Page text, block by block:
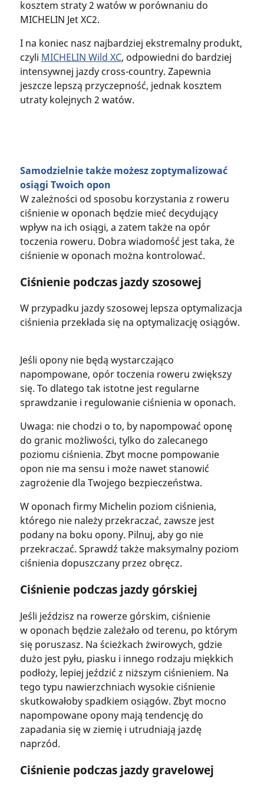
kosztem straty 2 watów w porównaniu do
MICHELIN Jet XC2.
I na koniec nasz najbardziej ekstremalny produkt,
czyli MICHELIN Wild XC, odpowiedni do bardziej
intensywnej jazdy cross-country. Zapewnia
jeszcze lepszą przyczepność, jednak kosztem
utraty kolejnych 2 watów.
Samodzielnie także możesz zoptymalizować
osiągi Twoich opon
W zależności od sposobu korzystania z roweru
ciśnienie w oponach będzie mieć decydujący
wpływ na ich osiągi, a zatem także na opór
toczenia roweru. Dobra wiadomość jest taka, że
ciśnienie w oponach można kontrolować.
Ciśnienie podczas jazdy szosowej
W przypadku jazdy szosowej lepsza optymalizacja
ciśnienia przekłada się na optymalizację osiągów.
Jeśli opony nie będą wystarczająco
napompowane, opór toczenia roweru zwiększy
się. To dlatego tak istotne jest regularne
sprawdzanie i regulowanie ciśnienia w oponach.
Uwaga: nie chodzi o to, by napompować oponę
do granic możliwości, tylko do zalecanego
poziomu ciśnienia. Zbyt mocne pompowanie
opon nie ma sensu i może nawet stanowić
zagrożenie dla Twojego bezpieczeństwa.
W oponach firmy Michelin poziom ciśnienia,
którego nie należy przekraczać, zawsze jest
podany na boku opony. Pilnuj, aby go nie
przekraczać. Sprawdź także maksymalny poziom
ciśnienia dopuszczany przez obręcz.
Ciśnienie podczas jazdy górskiej
Jeśli jeździsz na rowerze górskim, ciśnienie
w oponach będzie zależało od terenu, po którym
się poruszasz. Na ścieżkach żwirowych, gdzie
dużo jest pyłu, piasku i innego rodzaju miękkich
podłoży, lepiej jeździć z niższym ciśnieniem. Na
tego typu nawierzchniach wysokie ciśnienie
skutkowałoby spadkiem osiągów. Zbyt mocno
napompowane opony mają tendencję do
zapadania się w ziemię i utrudniają jazdę
naprzód.
Ciśnienie podczas jazdy gravelowej